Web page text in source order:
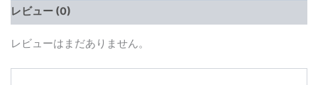
レビュー (0)
レビューはまだありません。